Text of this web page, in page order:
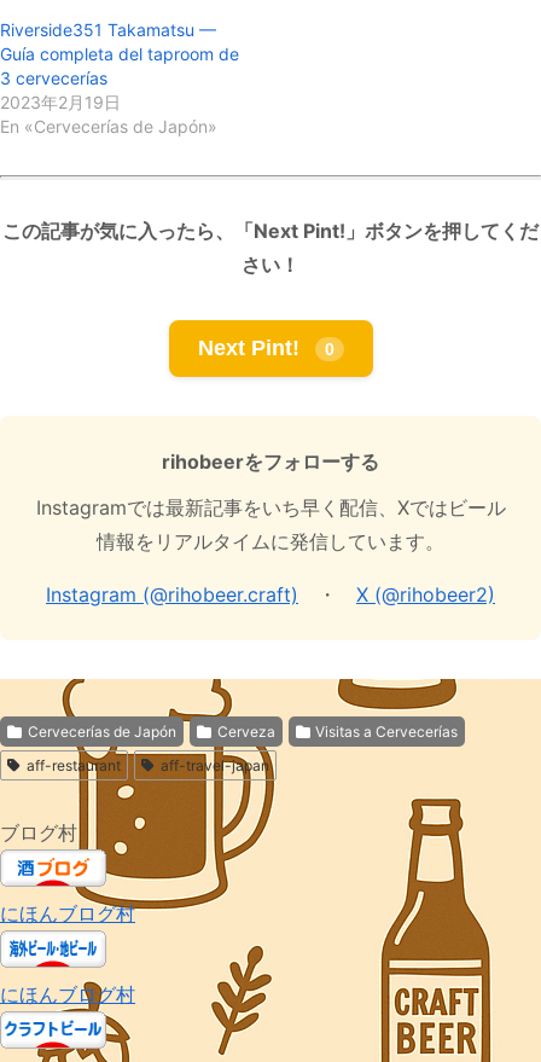
Riverside351 Takamatsu —
Guía completa del taproom de
3 cervecerías
2023年2月19日
En «Cervecerías de Japón»
この記事が気に入ったら、「Next Pint!」ボタンを押してくだ
さい！
Next Pint! 0
rihobeerをフォローする
Instagramでは最新記事をいち早く配信、Xではビール
情報をリアルタイムに発信しています。
Instagram (@rihobeer.craft) ・ X (@rihobeer2)
Cervecerías de Japón Cerveza
Visitas a Cervecerías
aff-restaurant
aff-travel-japan
ブログ村
にほんブログ村
にほんブログ村